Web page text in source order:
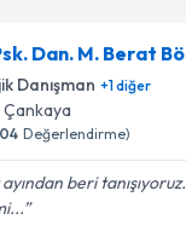
Dan. M. Berat
Danışman +1diğer
Çankaya
Değerlendirme)
beri